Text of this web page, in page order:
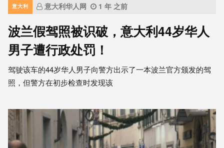
意大利 意大利华人网 1 年 之前
波兰假驾照被识破，意大利44岁华人
男子遭行政处罚！
驾驶该车的44岁华人男子向警方出示了一本波兰官方颁发的驾
照，但警方在初步检查时发现该